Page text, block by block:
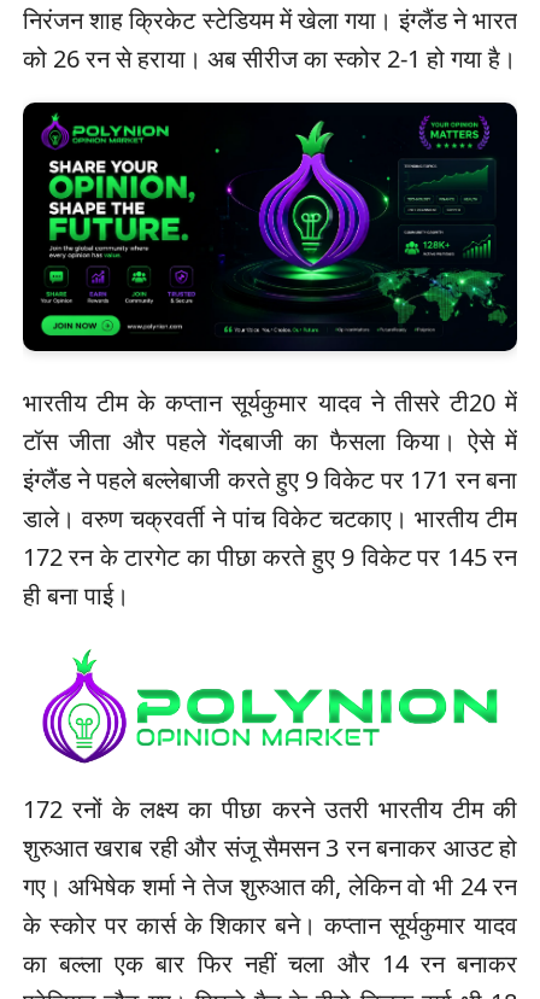
निरंजन शाह क्रिकेट स्टेडियम में खेला गया। इंग्लैंड ने भारत
को 26 रन से हराया। अब सीरीज का स्कोर 2-1 हो गया है।
भारतीय टीम के कप्तान सूर्यकुमार यादव ने तीसरे टी20 में
टॉस जीता और पहले गेंदबाजी का फैसला किया। ऐसे में
इंग्लैंड ने पहले बल्लेबाजी करते हुए 9 विकेट पर 171 रन बना
डाले। वरुण चक्रवर्ती ने पांच विकेट चटकाए। भारतीय टीम
172 रन के टारगेट का पीछा करते हुए 9 विकेट पर 145 रन
ही बना पाई।
172 रनों के लक्ष्य का पीछा करने उतरी भारतीय टीम की
शुरुआत खराब रही और संजू सैमसन 3 रन बनाकर आउट हो
गए। अभिषेक शर्मा ने तेज शुरुआत की, लेकिन वो भी 24 रन
के स्कोर पर कार्स के शिकार बने। कप्तान सूर्यकुमार यादव
का बल्ला एक बार फिर नहीं चला और 14 रन बनाकर